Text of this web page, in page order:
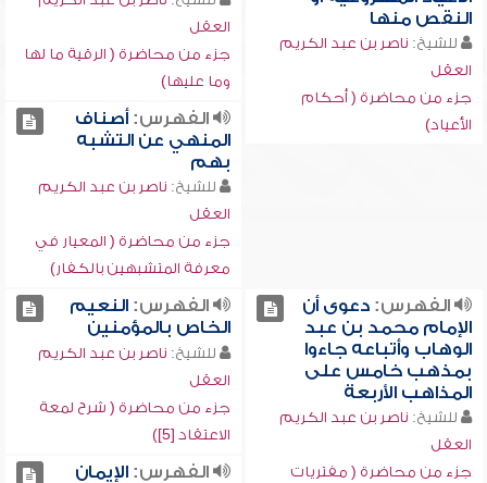
النقص منها
للشيخ: ناصر بن عبد الكريم
العقل
جزء من محاضرة ( أحكام
الأعياد)
العقل
جزء من محاضرة ( الرقية ما لها
وما عليها)
الفهرس:أصناف
المنهي عن التشبه
بهم
للشيخ: ناصر بن عبد الكريم
العقل
جزء من محاضرة ( المعيار في
معرفة المتشبهين بالكفار)
الفهرس:دعوى أن
الإمام محمد بن عبد
الوهاب وأتباعه جاءوا
بمذهب خامس على
المذاهب الأربعة
للشيخ: ناصر بن عبد الكريم
العقل
جزء من محاضرة ( مفتريات
الفهرس:النعيم
الخاص بالمؤمنين
للشيخ: ناصر بن عبد الكريم
العقل
جزء من محاضرة ( شرح لمعة
الاعتقاد [5])
الفهرس:الإيمان